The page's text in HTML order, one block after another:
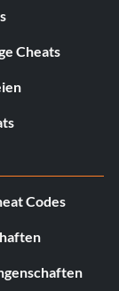
Goldenen
Effekt" für
tausche
du deinen
Cheats
Codes